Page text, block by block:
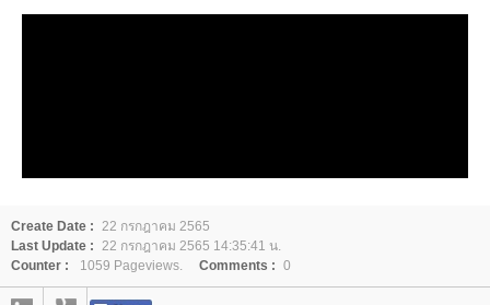
Create Date : 22 กรกฎาคม 2565
Last Update : 22 กรกฎาคม 2565 14:35:41 น.
Counter :
1059 Pageviews. Comments : 0